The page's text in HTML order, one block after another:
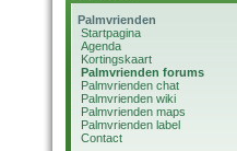
Palmvrienden
Startpagina
Agenda
Kortingskaart
Palmvrienden forums
Palmvrienden chat
Palmvrienden wiki
Palmvrienden maps
Palmvrienden label
Contact